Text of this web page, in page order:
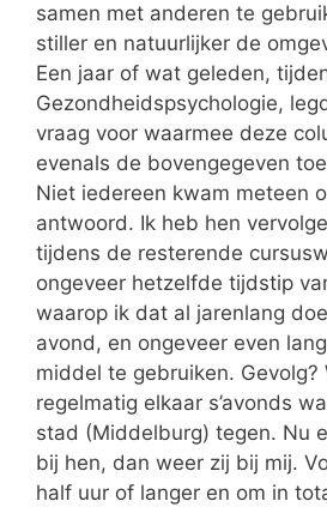
samen met anderen te
stiller en natuurlijker de
Een jaar of wat geleden,
Gezondheidspsychologie,
vraag voor waarmee deze
evenals de bovengegeven
Niet iedereen kwam meteen
antwoord. Ik heb hen
tijdens de resterende
ongeveer hetzelfde tijdstip
waarop ik dat al jarenlang
avond, en ongeveer even
middel te gebruiken. Gevolg?
regelmatig elkaar s’avonds
stad (Middelburg) tegen. Nu
bij hen, dan weer zij bij mij.
half uur of langer en om in